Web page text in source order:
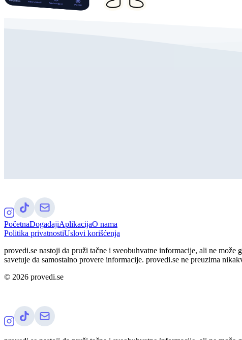
PočetnaDogađajiAplikacijaO nama
Politika privatnostiUslovi korišćenja
provedi.se nastoji da pruži tačne i sveobuhvatne informacije, ali ne
savetuje da samostalno provere informacije. provedi.se ne preuzima
© 2026 provedi.se